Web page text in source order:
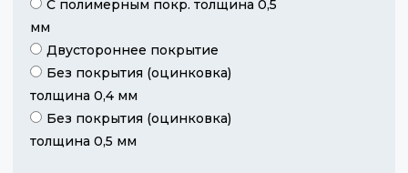
С полимерным покр. толщина 0,5
мм
Двустороннее покрытие
Без покрытия (оцинковка)
толщина 0,4 мм
Без покрытия (оцинковка)
толщина 0,5 мм